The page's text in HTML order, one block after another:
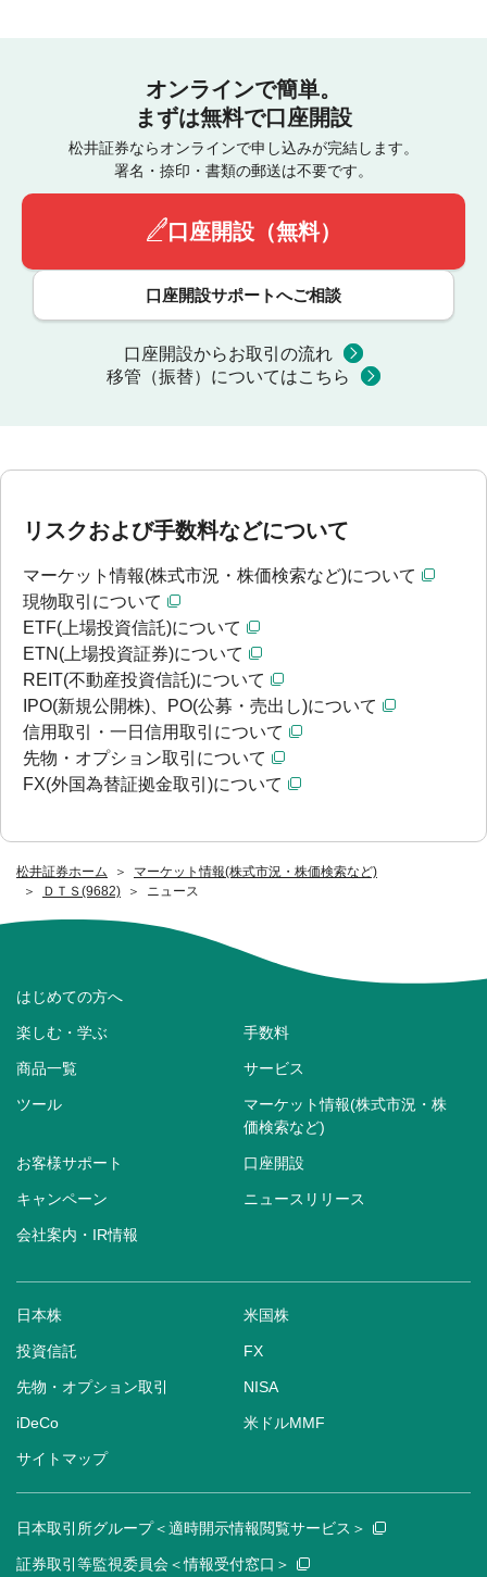
松井証券ホーム
マーケット情報(株式市況・株価検索など)
ＤＴＳ(9682)
ニュース
オンラインで簡単。
まずは無料で口座開設
松井証券ならオンラインで申し込みが完結します。
署名・捺印・書類の郵送は不要です。
口座開設（無料）
口座開設サポートへご相談
口座開設からお取引の流れ
移管（振替）についてはこちら
リスクおよび手数料などについて
マーケット情報(株式市況・株価検索など)について
現物取引について
ETF(上場投資信託)について
ETN(上場投資証券)について
REIT(不動産投資信託)について
IPO(新規公開株)、PO(公募・売出し)について
信用取引・一日信用取引について
先物・オプション取引について
FX(外国為替証拠金取引)について
はじめての方へ
楽しむ・学ぶ 手数料
商品一覧 サービス
ツール
マーケット情報(株式市況・株
価検索など)
お客様サポート 口座開設
キャンペーン ニュースリリース
会社案内・IR情報
日本株 米国株
投資信託 FX
先物・オプション取引 NISA
iDeCo 米ドルMMF
サイトマップ
日本取引所グループ＜適時開示情報閲覧サービス＞
証券取引等監視委員会＜情報受付窓口＞